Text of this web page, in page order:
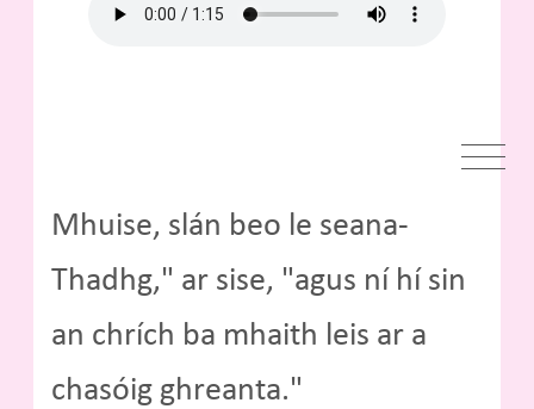
Mhuise, slán beo le seana-
Thadhg," ar sise, "agus ní hí sin
an chrích ba mhaith leis ar a
chasóig ghreanta."